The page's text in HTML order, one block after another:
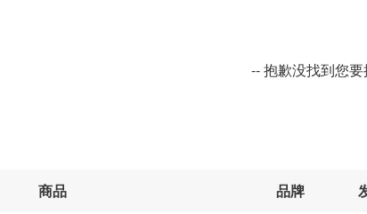
-- 抱歉没找到您
商品 品牌